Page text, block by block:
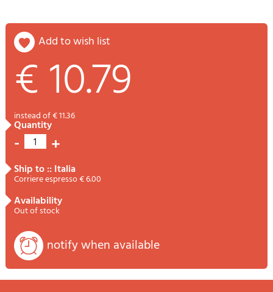
add to wish list
€ 10.79
instead of € 11.36
quantity
- 1 +
ship to :: Italia
Corriere espresso € 6.00
availability
Out of stock
notify when available